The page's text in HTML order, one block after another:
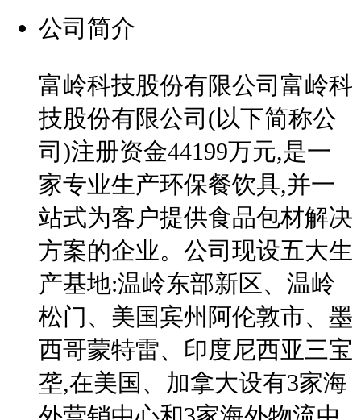
公司简介
富岭科技股份有限公司富岭科
技股份有限公司(以下简称公
司)注册资金44199万元,是一
家专业生产环保餐饮具,并一
站式为客户提供食品包材解决
方案的企业。公司现设五大生
产基地:温岭东部新区、温岭
松门、美国宾州阿伦敦市、墨
西哥蒙特雷、印度尼西亚三宝
垄,在美国、加拿大设有3家海